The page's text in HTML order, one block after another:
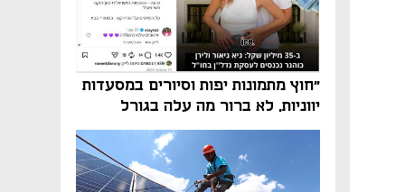
"חוץ מתמונות יפות וסיורים במסעדות
יווניות, לא ברור מה עלה בגורל
פרויקט הנדל"ן"